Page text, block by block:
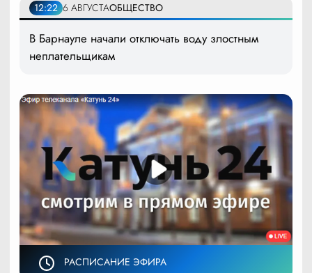
12:22 6 АВГУСТАОБЩЕСТВО
В Барнауле начали отключать воду злостным
неплательщикам
РАСПИСАНИЕ ЭФИРА